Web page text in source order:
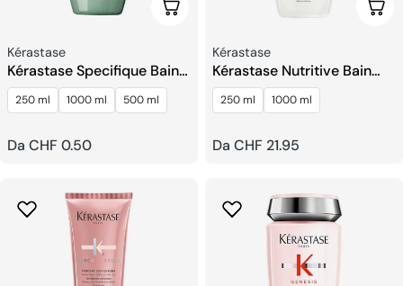
Scegli Le Opzioni
Venditore:
Kérastase
Kérastase Specifique Bain
Divalent Shampoo
250 ml 1000 ml 500 ml
Prezzo
Da CHF 0.50
Venditore:
Kérastase
Kérastase Nutritive Bain
Satin Shampoo
250 ml 1000 ml
Prezzo
Da CHF 21.95